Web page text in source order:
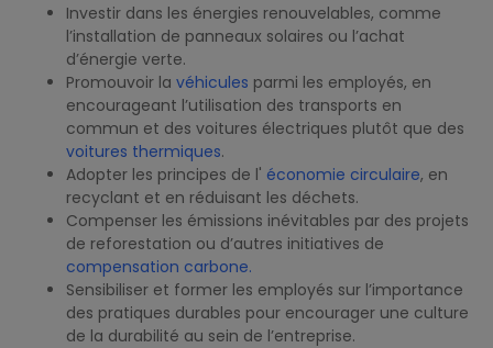
Investir dans les énergies renouvelables, comme
l’installation de panneaux solaires ou l’achat
d’énergie verte.
Promouvoir la véhicules parmi les employés, en
encourageant l’utilisation des transports en
commun et des voitures électriques plutôt que des
voitures thermiques.
Adopter les principes de l' économie circulaire, en
recyclant et en réduisant les déchets.
Compenser les émissions inévitables par des projets
de reforestation ou d’autres initiatives de
compensation carbone.
Sensibiliser et former les employés sur l’importance
des pratiques durables pour encourager une culture
de la durabilité au sein de l’entreprise.